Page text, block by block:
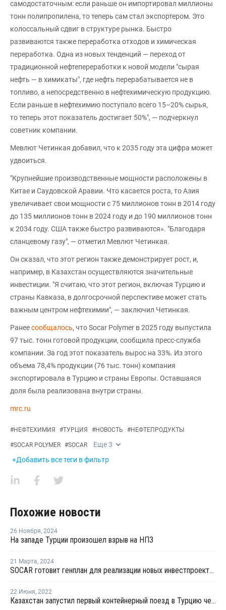
самодостаточным: если раньше он импортировал миллионы
тонн полипропилена, то теперь сам стал экспортером. Это
колоссальный сдвиг в структуре рынка. Быстро
развиваются также переработка отходов и химическая
переработка. Одна из новых тенденций — переход от
традиционной нефтепереработки к новой модели "сырая
нефть — в химикаты", где нефть перерабатывается не в
топливо, а непосредственно в нефтехимическую продукцию.
Если раньше в нефтехимию поступало всего 15–20% сырья,
то теперь этот показатель достигает 50%", — подчеркнул
советник компании.
Мевлют Четинкая добавил, что к 2035 году эта цифра может
удвоиться.
"Крупнейшие производственные мощности расположены в
Китае и Саудовской Аравии. Что касается роста, то Азия
увеличивает свои мощности с 75 миллионов тонн в 2014 году
до 135 миллионов тонн в 2024 году и до 190 миллионов тонн
к 2034 году. США также быстро развиваются». "Благодаря
сланцевому газу", — отметил Мевлют Четинкая.
Он сказал, что этот регион также демонстрирует рост, и,
например, в Казахстан осуществляются значительные
инвестиции. "Я считаю, что этот регион, включая Турцию и
страны Кавказа, в долгосрочной перспективе может стать
важным центром нефтехимии", — заключил Четинкая.
Ранеесообщалось, что Socar Polymer в 2025 году выпустила
97 тыс. тонн готовой продукции, сообщила пресс-служба
компании. За год этот показатель вырос на 33%. Из этого
объема 78,4% продукции (76 тыс. тонн) компания
экспортировала в Турцию и страны Европы. Оставшаяся
доля была реализована внутри страны.
mrc.ru
#НЕФТЕХИМИЯ #ТУРЦИЯ #НОВОСТЬ #НЕФТЕПРОДУКТЫ
#SOCAR POLYMER #SOCAR Еще3
+Добавить все теги в фильтр
Похожие новости
26 Ноября, 2024
На западе Турции произошел взрыв на НПЗ
21 Марта, 2024
SOCAR готовит генплан для реализации новых инвестпроектов в нефтехимии Турции
22 Июня, 2022
Казахстан запустил первый контейнерный поезд в Турцию через территорию Ирана